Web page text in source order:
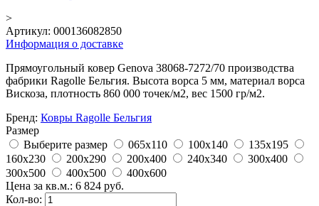
>
Артикул: 000136082850
Информация о доставке
Прямоугольный ковер Genova 38068-7272/70 производства
фабрики Ragolle Бельгия. Высота ворса 5 мм, материал ворса
Вискоза, плотность 860 000 точек/м2, вес 1500 гр/м2.
Бренд: Ковры Ragolle Бельгия
Размер
Выберите размер
065x110 100x140
135x195
160x230
200x290 200x400 240x340
300x400
300x500
400x500
400x600
Цена за кв.м.: 6 824 руб.
Кол-во: